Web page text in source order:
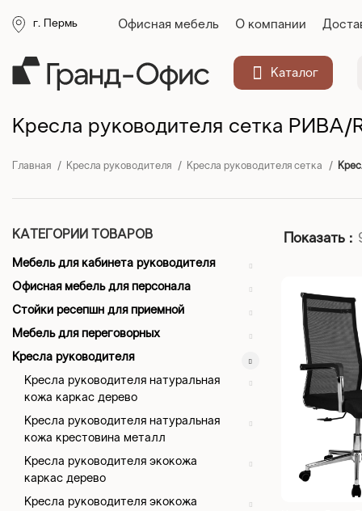
г. Пермь Офисная мебель О компании
Каталог
Кресла руководителя сетка РИВА/
Главная Кресла руководителя Кресла руководителя сетка
КАТЕГОРИИ ТОВАРОВ
Мебель для кабинета руководителя
Офисная мебель для персонала
Стойки ресепшн для приемной
Мебель для переговорных
Кресла руководителя
Кресла руководителя натуральная
кожа каркас дерево
Кресла руководителя натуральная
кожа крестовина металл
Кресла руководителя экокожа
каркас дерево
Кресла руководителя экокожа
Показать